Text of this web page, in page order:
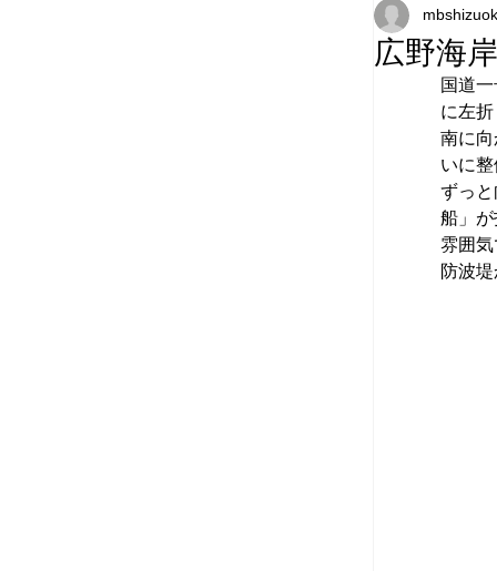
広野海
国道
に左
南に
いに
ずっ
船」
雰囲
防波